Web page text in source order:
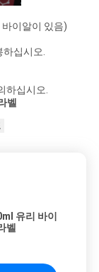
이알이 있음)
십시오.
하십시오.
벨
유리 바이
벨